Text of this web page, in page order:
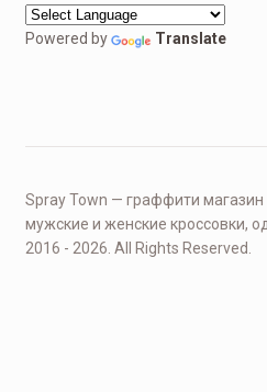
Powered by Translate
Spray Town — граффити
мужские и женские кроссовки,
2016 - 2026. All Rights Reserved.